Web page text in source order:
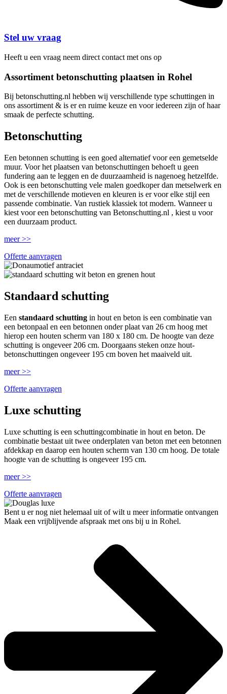
Stel uw vraag
Heeft u een vraag neem direct contact met ons op
Assortiment betonschutting plaatsen in Rohel
Bij betonschutting.nl hebben wij verschillende type schuttingen in
ons assortiment & is er en ruime keuze en voor iedereen zijn of haar
smaak de perfecte schutting.
Betonschutting
Een betonnen schutting is een goed alternatief voor een gemetselde
muur. Voor het plaatsen van betonschuttingen behoeft u geen
fundering aan te leggen en de duurzaamheid is nagenoeg hetzelfde.
Ook is een betonschutting vele malen goedkoper dan metselwerk en
met de verschillende motieven en kleuren is er voor elke stijl een
passende combinatie. Van rustiek klassiek tot modern. Wanneer u
kiest voor een betonschutting van Betonschutting.nl , kiest u voor
een duurzaam product.
meer >>
Offerte aanvragen
Standaard schutting
Een standaard schutting in hout en beton is een combinatie van
een betonpaal en een betonnen onder plaat van 26 cm hoog met
hierop een houten scherm van 180 x 180 cm. De hoogte van deze
schutting is ongeveer 206 cm. Doorgaans steken onze hout-
betonschuttingen ongeveer 195 cm boven het maaiveld uit.
meer >>
Offerte aanvragen
Luxe schutting
Luxe schutting is een schuttingcombinatie in hout en beton. De
combinatie bestaat uit twee onderplaten van beton met een betonnen
afdekkap en daarop een houten scherm van 130 cm hoog. De totale
hoogte van de schutting is ongeveer 195 cm.
meer >>
Offerte aanvragen
Bent u er nog niet helemaal uit of wilt u meer informatie ontvangen
Maak een vrijblijvende afspraak met ons bij u in Rohel.